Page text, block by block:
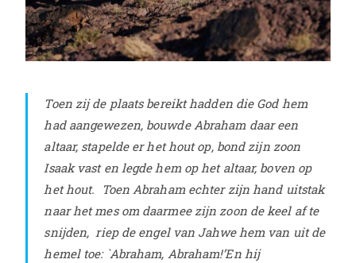
Toen zij de plaats bereikt hadden die God hem
had aangewezen, bouwde Abraham daar een
altaar, stapelde er het hout op, bond zijn zoon
Isaak vast en legde hem op het altaar, boven op
het hout. Toen Abraham echter zijn hand uitstak
naar het mes om daarmee zijn zoon de keel af te
snijden,riep de engel van Jahwe hem van uit de
hemel toe: `Abraham, Abraham!’En hij